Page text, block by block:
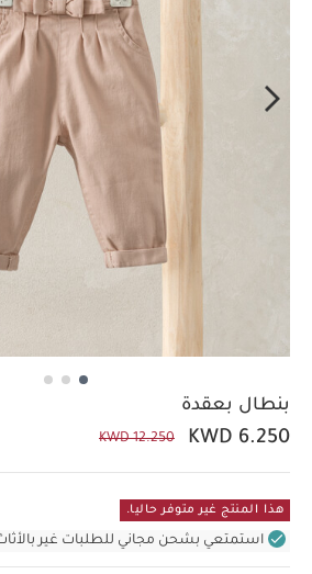
بنطال بعقدة
KWD 6.250
KWD 12.250
هذا المنتج غير متوفر حاليا.
استمتعي بشحن مجاني للطلبات غير بالأثاث